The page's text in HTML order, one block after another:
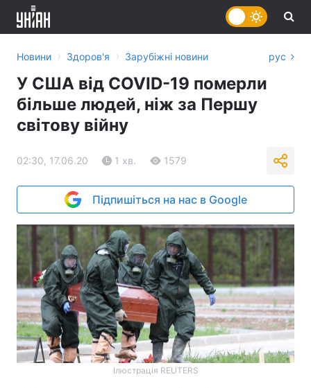
Новини › Здоров'я › Зарубіжні новини рус
У США від COVID-19 померли
більше людей, ніж за Першу
світову війну
02:30, 17.06.20 1 хв. 1579
Підпишіться на нас в Google
Ілюстрація REUTERS